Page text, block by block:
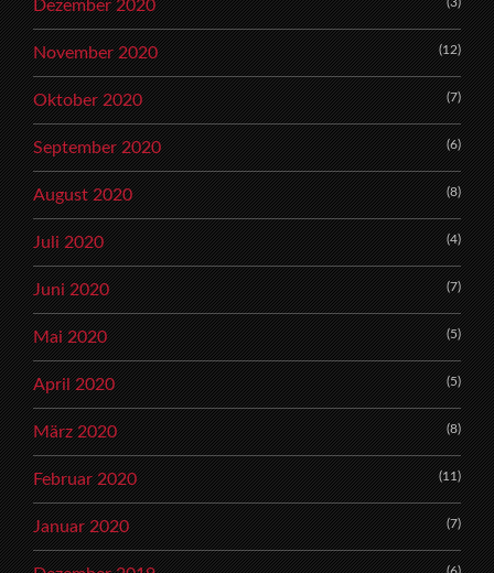
Dezember 2020
November 2020 (12)
Oktober 2020 (7)
September 2020 (6)
August 2020 (8)
Juli 2020 (4)
Juni 2020 (7)
Mai 2020 (5)
April 2020 (5)
März 2020 (8)
Februar 2020 (11)
Januar 2020 (7)